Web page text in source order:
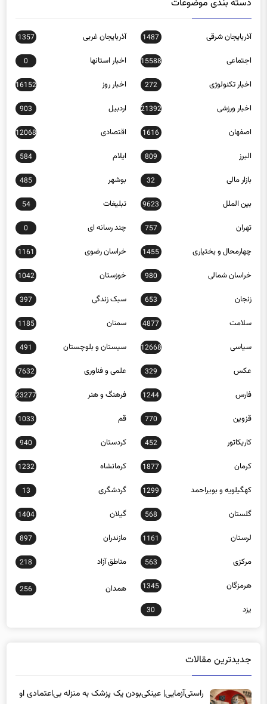
دسته بندی موضوعات
آذربایجان شرقی 1487 آذربایجان غربی 1357
اجتماعی 15588 اخبار استانها 0
اخبار تکنولوژی 272 اخبار روز 16152
اخبار ورزشی 21392 اردبیل 903
اصفهان 1616 اقتصادی 12068
البرز 809 ایلام 584
بازار مالی 32 بوشهر 485
بین الملل 9623 تبلیغات 54
تهران 757 چند رسانه ای 0
چهارمحال و بختیاری 1455 خراسان رضوی 1161
خراسان شمالی 980 خوزستان 1042
زنجان 653 سبک زندگی 397
سلامت 4877 سمنان 1185
سیاسی 12668 سیستان و بلوچستان 491
عکس 329 علمی و فناوری 7632
فارس 1244 فرهنگ و هنر 23277
قزوین 770 قم 1033
کاریکاتور 452 کردستان 940
کرمان 1877 کرمانشاه 1232
کهگیلویه و بویراحمد 1299 گردشگری 13
گلستان 568 گیلان 1404
لرستان 1161 مازندران 897
مرکزی 563 مناطق آزاد 218
هرمزگان 1345 همدان 256
یزد 30
جدیدترین مقالات
راستی‌آزمایی| عینکی‌بودن یک پزشک به منزله بی‌اعتمادی او